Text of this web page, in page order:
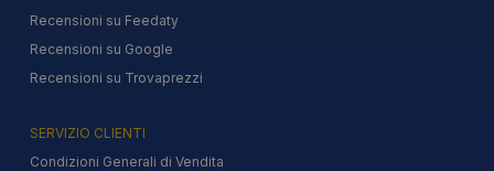
Recensioni su Feedaty
Recensioni su Google
Recensioni su Trovaprezzi
SERVIZIO CLIENTI
Condizioni Generali di Vendita